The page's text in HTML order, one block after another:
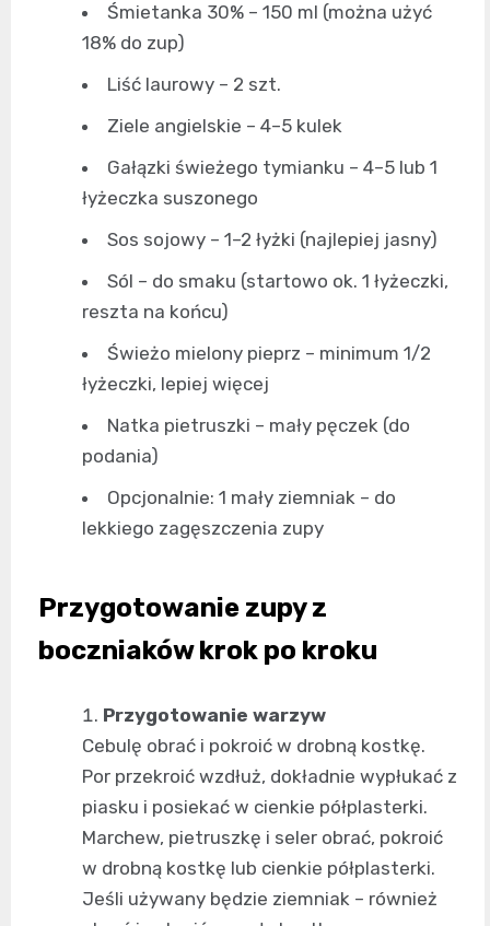
Śmietanka 30% – 150 ml (można użyć
18% do zup)
Liść laurowy – 2 szt.
Ziele angielskie – 4–5 kulek
Gałązki świeżego tymianku – 4–5 lub 1
łyżeczka suszonego
Sos sojowy – 1–2 łyżki (najlepiej jasny)
Sól – do smaku (startowo ok. 1 łyżeczki,
reszta na końcu)
Świeżo mielony pieprz – minimum 1/2
łyżeczki, lepiej więcej
Natka pietruszki – mały pęczek (do
podania)
Opcjonalnie: 1 mały ziemniak – do
lekkiego zagęszczenia zupy
Przygotowanie zupy z
boczniaków krok po kroku
Przygotowanie warzyw
Cebulę obrać i pokroić w drobną kostkę.
Por przekroić wzdłuż, dokładnie wypłukać z
piasku i posiekać w cienkie półplasterki.
Marchew, pietruszkę i seler obrać, pokroić
w drobną kostkę lub cienkie półplasterki.
Jeśli używany będzie ziemniak – również